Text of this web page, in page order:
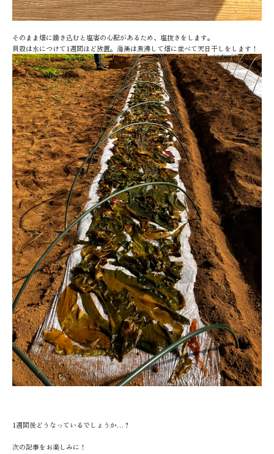
そのまま畑に鋤き込むと塩害の心配があるため、塩抜きをします。
貝殻は水につけて1週間ほど放置。海藻は煮沸して畑に並べて天日干しをします！
1週間後どうなっているでしょうか…？
次の記事をお楽しみに！